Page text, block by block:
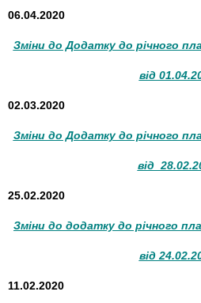
06.04.2020
Зміни до Додатку до річного
від
02.03.2020
Зміни до Додатку до річного
від
25.02.2020
Зміни до додатку до річного
від
11.02.2020